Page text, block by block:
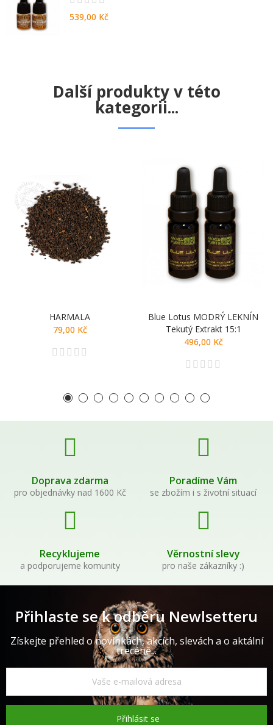
539,00 Kč
Další produkty v této
kategorii...
HARMALA
79,00 Kč
Blue Lotus MODRÝ LEKNÍN
Tekutý Extrakt 15:1
496,00 Kč
Doprava zdarma
pro objednávky nad 1600 Kč
Poradíme Vám
se zbožím i s životní situací
Recyklujeme
a podporujeme komunity
Věrnostní slevy
pro naše zákazníky :)
Přihlaste se k odběru Newlsetteru
Získejte přehled o novinkách, akcích, slevách a o aktální
trecéně...
Přihlásit se